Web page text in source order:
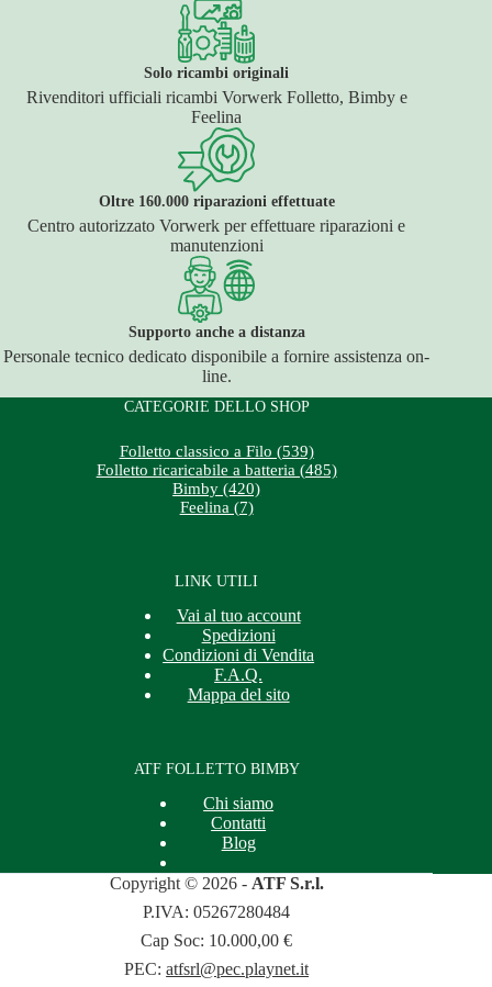
Solo ricambi originali
Rivenditori ufficiali ricambi Vorwerk Folletto, Bimby e
Feelina
Oltre 160.000 riparazioni effettuate
Centro autorizzato Vorwerk per effettuare riparazioni e
manutenzioni
Supporto anche a distanza
Personale tecnico dedicato disponibile a fornire assistenza on-
line.
CATEGORIE DELLO SHOP
Folletto classico a Filo (539)
Folletto ricaricabile a batteria (485)
Bimby (420)
Feelina (7)
LINK UTILI
Vai al tuo account
Spedizioni
Condizioni di Vendita
F.A.Q.
Mappa del sito
ATF FOLLETTO BIMBY
Chi siamo
Contatti
Blog
Copyright © 2026 - ATF S.r.l.
P.IVA: 05267280484
Cap Soc: 10.000,00 €
PEC:atfsrl@pec.playnet.it